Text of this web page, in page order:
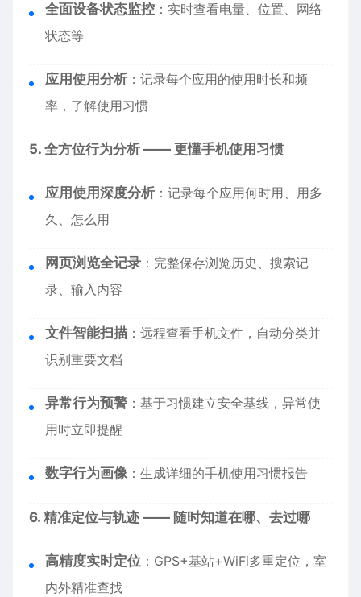
全面设备状态监控 ：实时查看电量、位置、网络
状态等
应用使用分析 ：记录每个应用的使用时长和频
率，了解使用习惯
5. 全方位行为分析 —— 更懂手机使用习惯
应用使用深度分析 ：记录每个应用何时用、用多
久、怎么用
网页浏览全记录 ：完整保存浏览历史、搜索记
录、输入内容
文件智能扫描 ：远程查看手机文件，自动分类并
识别重要文档
异常行为预警 ：基于习惯建立安全基线，异常使
用时立即提醒
数字行为画像：生成详细的手机使用习惯报告
6. 精准定位与轨迹 —— 随时知道在哪、去过哪
高精度实时定位 ：GPS+基站+WiFi多重定位，室
内外精准查找